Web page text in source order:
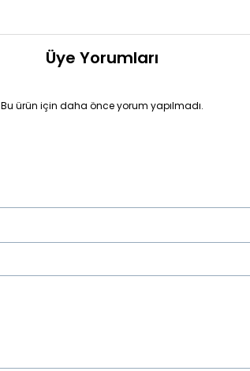
Üye Yorumları
Bu ürün için daha önce yorum yapılmadı.